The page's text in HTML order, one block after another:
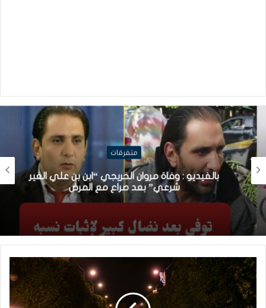
متفرقات
بالفيديو : وفاة مروان الخريجي “ابن بن علي الغير
شرعي” بعد صراع مع المرض